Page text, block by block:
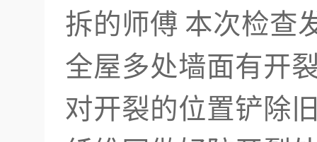
拆的师傅 本次检查
全屋多处墙面有开
对开裂的位置铲除